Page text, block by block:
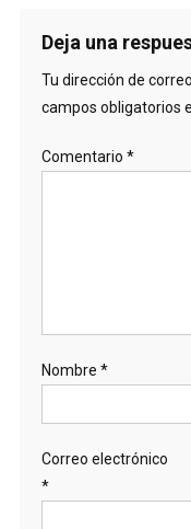
Deja una
Tu dirección de
campos obligatorios
Comentario *
Nombre *
Correo electrónico
*